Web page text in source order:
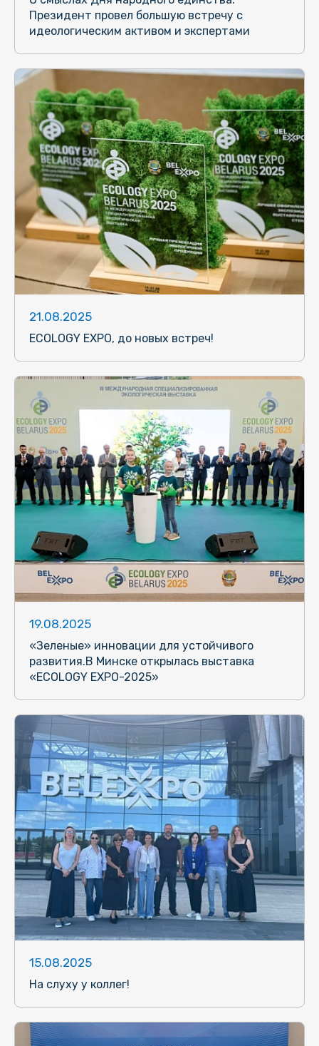
Президент провел большую встречу с
идеологическим активом и экспертами
21.08.2025
ECOLOGY EXPO, до новых встреч!
19.08.2025
«Зеленые» инновации для устойчивого
развития.В Минске открылась выставка
«ECOLOGY EXPO-2025»
15.08.2025
На слуху у коллег!